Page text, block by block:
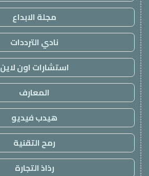
مجلة الابداع
نادي الترددات
استشارات اون لاين
المعارف
هيدب فيديو
رمح التقنية
رذاذ التجارة